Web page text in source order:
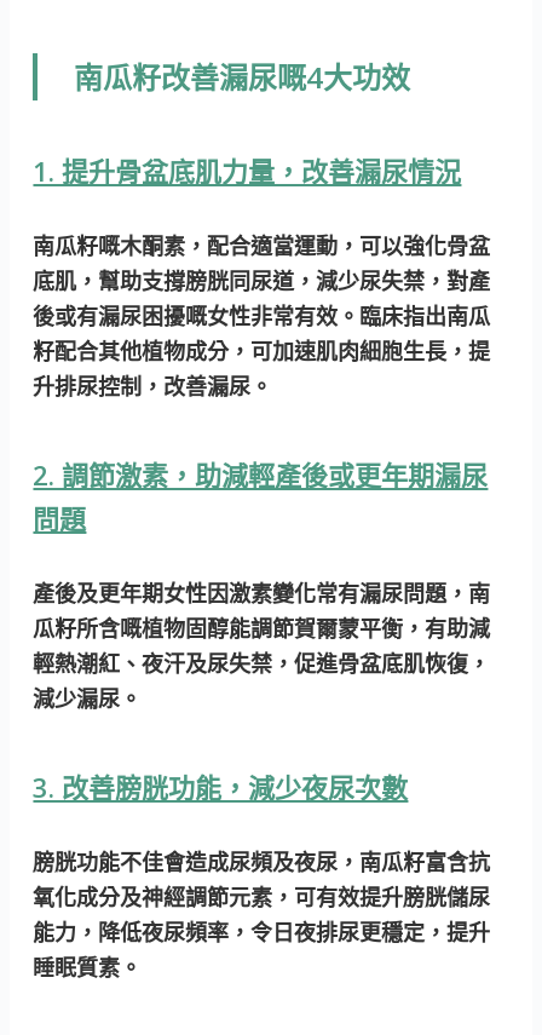
南瓜籽改善漏尿嘅4大功效
1. 提升骨盆底肌力量，改善漏尿情況
南瓜籽嘅木酮素，配合適當運動，可以強化骨盆
底肌 ，幫助支撐膀胱同尿道，減少尿失禁，對產
後或有漏尿困擾嘅女性非常有效。臨床指出南瓜
籽配合其他植物成分，可加速肌肉細胞生長，提
升排尿控制，改善漏尿。
2. 調節激素，助減輕產後或更年期漏尿
問題
產後及更年期女性因激素變化常有漏尿問題，南
瓜籽所含嘅植物固醇能調節賀爾蒙平衡，有助減
輕熱潮紅、夜汗及尿失禁，促進骨盆底肌恢復，
減少漏尿。
3. 改善膀胱功能，減少夜尿次數
膀胱功能不佳會造成尿頻及夜尿，南瓜籽富含抗
氧化成分及神經調節元素，可有效提升膀胱儲尿
能力 ，降低夜尿頻率，令日夜排尿更穩定，提升
睡眠質素。